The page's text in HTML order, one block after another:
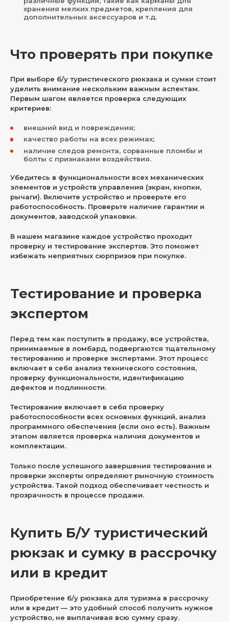
хранения мелких предметов, крепления для
дополнительных аксессуаров и т.д.
Что проверять при покупке
При выборе б/у туристического рюкзака и сумки стоит
уделить внимание нескольким важным аспектам.
Первым шагом является проверка следующих
критериев:
внешний вид и повреждения;
качество работы на всех режимах;
наличие следов ремонта, сорванные пломбы и
болты с признаками воздействия.
Убедитесь в функциональности всех механических
элементов и устройств управления (экран, кнопки,
рычаги). Включите устройство и проверьте его
работоспособность. Проверьте наличие гарантии и
документов, заводской упаковки.
В нашем магазине каждое устройство проходит
проверку и тестирование экспертов. Это поможет
избежать неприятных сюрпризов при покупке.
Тестирование и проверка
экспертом
Перед тем как поступить в продажу, все устройства,
принимаемые в ломбард, подвергаются тщательному
тестированию и проверке экспертами. Этот процесс
включает в себя анализ технического состояния,
проверку функциональности, идентификацию
дефектов и подлинности.
Тестирование включает в себя проверку
работоспособности всех основных функций, анализ
программного обеспечения (если оно есть). Важным
этапом является проверка наличия документов и
комплектации.
Только после успешного завершения тестирования и
проверки эксперты определяют рыночную стоимость
устройства. Такой подход обеспечивает честность и
прозрачность в процессе продажи.
Купить Б/У туристический
рюкзак и сумку в рассрочку
или в кредит
Приобретение б/у рюкзака для туризма в рассрочку
или в кредит — это удобный способ получить нужное
устройство, не выплачивая всю сумму сразу.